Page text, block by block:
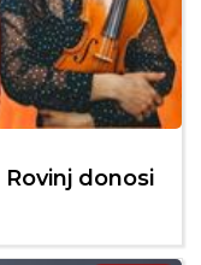
donosi